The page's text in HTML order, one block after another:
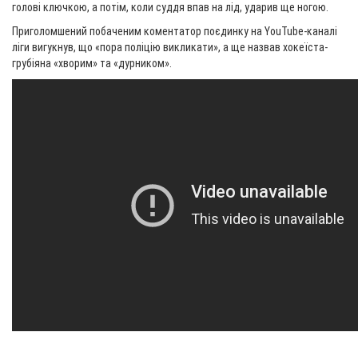
голові ключкою, а потім, коли суддя впав на лід, ударив ще ногою.
Приголомшений побаченим коментатор поєдинку на YouTube-каналі
ліги вигукнув, що «пора поліцію викликати», а ще назвав хокеїста-
грубіяна «хворим» та «дурником».